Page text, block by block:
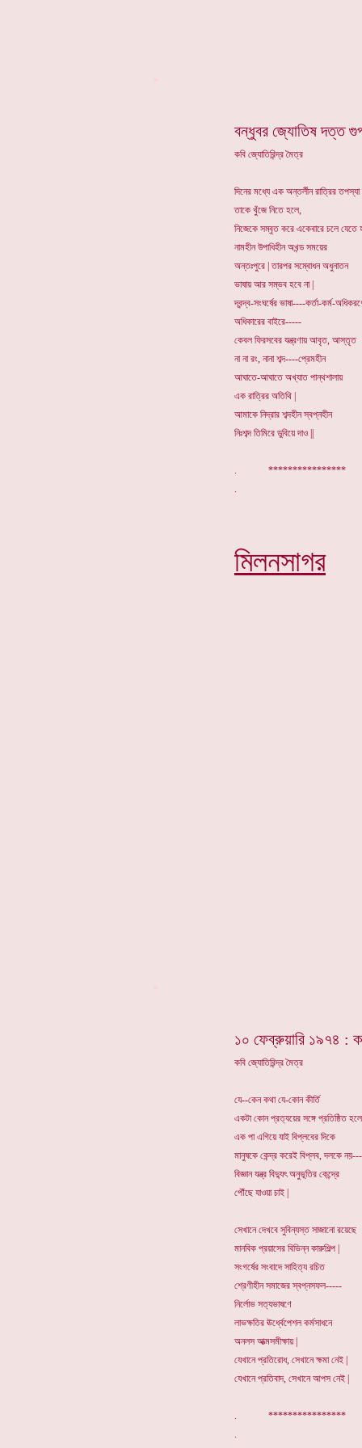
বন্ধুবর জ্যোতিষ দত্ত
কবি জ্যোতিরিন্দ্র মৈত্র
দিনের মধ্যে এক অন্তর্লীন রাত্রির তপস্যা
তাকে খুঁজে নিতে হলে,
নিজেকে সম্বৃত করে একেবারে চলে যেতে
নামহীন উপাধিহীন অখন্ড সময়ের
অন্তঃপুরে | তারপর সম্বোধন অধুনাতন
ভাষায় আর সম্ভব হবে না |
দ্বন্দ্ব-সংঘর্ষের ভাষা----কর্তা-কর্ম-
অধিকারের বাইরে-----
কেবল ফিরসবের যন্ত্রণায় আবৃত, আস্তৃত
না না রং, নানা শব্দ----প্রেমহীন
আঘাতে-আঘাতে অখ্যাত পান্থশালায়
এক রাত্রির অতিথি |
আমাকে নিদ্রার শব্দহীন স্বপ্নহীন
নিঃশব্দ তিমিরে ডুবিয়ে দাও ||
.
মিলনসাগর
১০ ফেব্রুয়ারি ১৯৭৪ :
কবি জ্যোতিরিন্দ্র মৈত্র
যে--কেন কথা যে-কোন কীর্তি
একটা কোন প্রত্যয়ের সঙ্গে প্রতিষ্ঠিত হলে
এক পা এগিয়ে যাই বিপ্লবের দিকে
মানুষকে কেন্দ্র করেই বিপ্লব, দলকে
বিজ্ঞান যন্ত্র বিদ্যুৎ অনুভূতির কেন্দ্রে
পৌঁছে যাওয়া চাই |
সেখানে দেখবে সুবিন্যস্ত সাজানো রয়েছে
মানবিক প্রয়াসের বিভিন্ন কারুশিল্প |
সংগর্ষের সংবাদে সাহিত্য রচিত
শ্রেণীহীন সমাজের স্বপ্নসফল-----
নির্লোভ সত্যভাষণে
লাভক্ষতির ঊর্ধ্বেপেশল কর্মসাধনে
অনলস আত্মসমীক্ষায় |
যেখানে প্রতিরোধ, সেখানে ক্ষমা নেই |
যেখানে প্রতিবাদ, সেখানে আপস নেই |
.